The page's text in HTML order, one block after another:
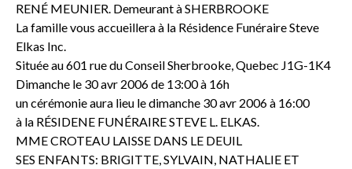
RENÉ MEUNIER. Demeurant à SHERBROOKE
La famille vous accueillera à la Résidence Funéraire Steve
Elkas Inc.
Située au 601 rue du Conseil Sherbrooke, Quebec J1G-1K4
Dimanche le 30 avr 2006 de 13:00 à 16h
un cérémonie aura lieu le dimanche 30 avr 2006 à 16:00
à la RÉSIDENE FUNÉRAIRE STEVE L. ELKAS.
MME CROTEAU LAISSE DANS LE DEUIL
SES ENFANTS: BRIGITTE, SYLVAIN, NATHALIE ET